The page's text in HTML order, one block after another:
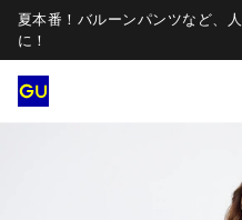
夏本番！バルーンパンツなど、
に！